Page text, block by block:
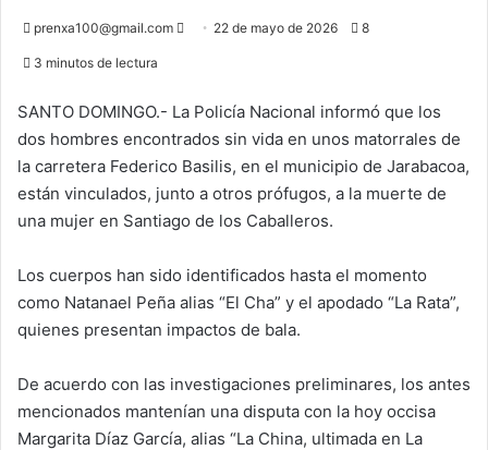
prenxa100@gmail.com
Send 22 de mayo de 2026 8
3 minutos de lectura
SANTO DOMINGO.- La Policía Nacional informó que los
dos hombres encontrados sin vida en unos matorrales de
la carretera Federico Basilis, en el municipio de Jarabacoa,
están vinculados, junto a otros prófugos, a la muerte de
una mujer en Santiago de los Caballeros.
Los cuerpos han sido identificados hasta el momento
como Natanael Peña alias “El Cha” y el apodado “La Rata”,
quienes presentan impactos de bala.
De acuerdo con las investigaciones preliminares, los antes
mencionados mantenían una disputa con la hoy occisa
Margarita Díaz García, alias “La China, ultimada en La